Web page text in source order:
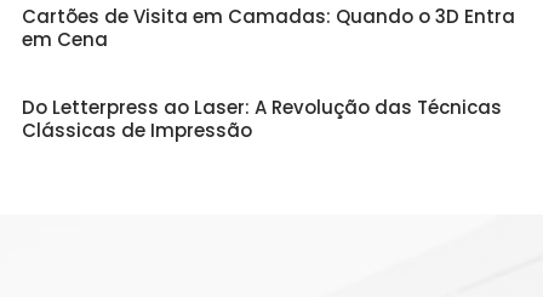
Cartões de Visita em Camadas: Quando o 3D Entra
em Cena
Do Letterpress ao Laser: A Revolução das Técnicas
Clássicas de Impressão